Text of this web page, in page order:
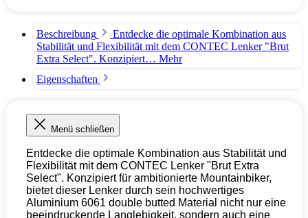
Beschreibung
Entdecke die optimale Kombination aus
Stabilität und Flexibilität mit dem CONTEC Lenker "Brut
Extra Select". Konzipiert… Mehr
Eigenschaften
Menü schließen
Entdecke die optimale Kombination aus Stabilität und
Flexibilität mit dem CONTEC Lenker "Brut Extra
Select". Konzipiert für ambitionierte Mountainbiker,
bietet dieser Lenker durch sein hochwertiges
Aluminium 6061 double butted Material nicht nur eine
beeindruckende Langlebigkeit, sondern auch eine